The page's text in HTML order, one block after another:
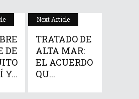
DE
Y...
Next Article
TRATADO DE
ALTA MAR:
EL ACUERDO
QU...